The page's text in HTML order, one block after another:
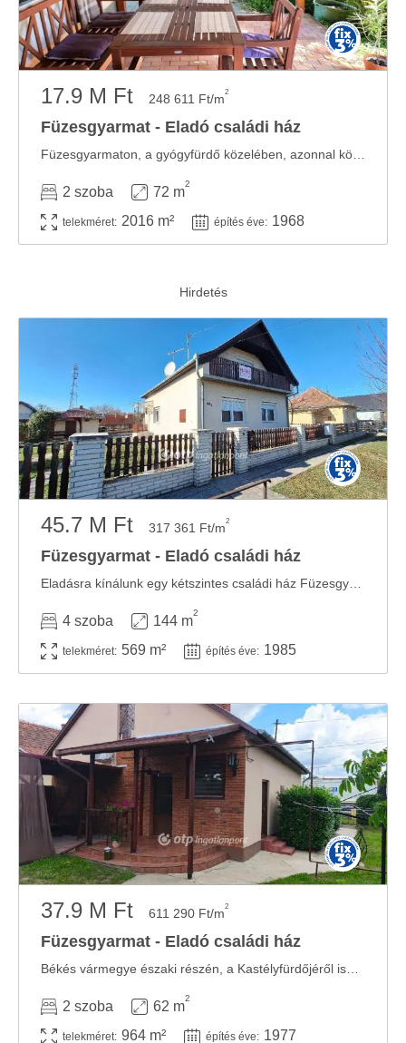
17.9 M Ft 248 611 Ft/m2
Füzesgyarmat - Eladó családi ház
2 szoba 72 m
2
telekméret: 2016 m² építés éve: 1968
45.7 M Ft 317 361 Ft/m2
Füzesgyarmat - Eladó családi ház
4 szoba 144 m
2
telekméret: 569 m² építés éve: 1985
37.9 M Ft 611 290 Ft/m2
Füzesgyarmat - Eladó családi ház
2 szoba 62 m
2
telekméret: 964 m² építés éve: 1977